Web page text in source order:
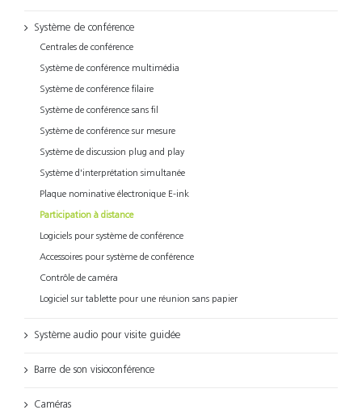
Système de conférence
Centrales de conférence
Système de conférence multimédia
Système de conférence filaire
Système de conférence sans fil
Système de conférence sur mesure
Système de discussion plug and play
Système d'interprétation simultanée
Plaque nominative électronique E-ink
Participation à distance
Logiciels pour système de conférence
Accessoires pour système de conférence
Contrôle de caméra
Logiciel sur tablette pour une réunion sans papier
Système audio pour visite guidée
Barre de son visioconférence
Caméras